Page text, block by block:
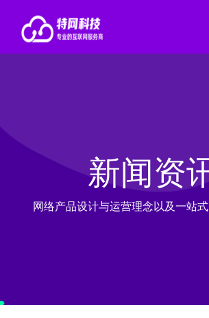
新闻资
网络产品设计与运营理念以及一站